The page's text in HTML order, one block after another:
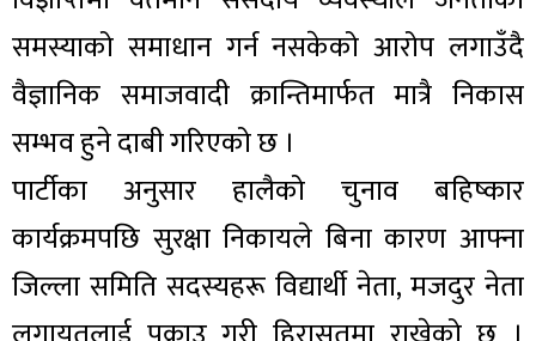
समस्याको समाधान गर्न नसकेको आरोप लगाउँदै
वैज्ञानिक समाजवादी क्रान्तिमार्फत मात्रै निकास
सम्भव हुने दाबी गरिएको छ ।
पार्टीका अनुसार हालैको चुनाव बहिष्कार
कार्यक्रमपछि सुरक्षा निकायले बिना कारण आफ्ना
जिल्ला समिति सदस्यहरू विद्यार्थी नेता, मजदुर नेता